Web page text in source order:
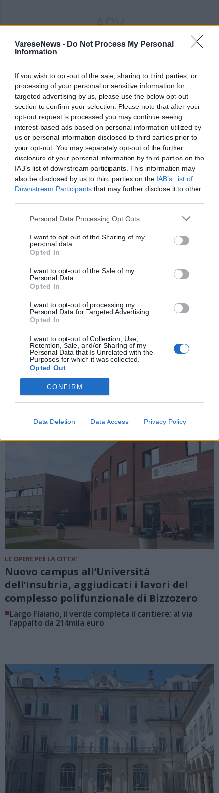
VareseNews - Do Not Process My Personal
Information
If you wish to opt-out of the sale, sharing to third parties, or
processing of your personal or sensitive information for
targeted advertising by us, please use the below opt-out
section to confirm your selection. Please note that after your
opt-out request is processed you may continue seeing
interest-based ads based on personal information utilized by
us or personal information disclosed to third parties prior to
your opt-out. You may separately opt-out of the further
disclosure of your personal information by third parties on the
IAB’s list of downstream participants. This information may
also be disclosed by us to third parties on the IAB’s List of
Downstream Participants that may further disclose it to other
Personal Data Processing Opt Outs
I want to opt-out of the Sharing of my
personal data.
Opted In
I want to opt-out of the Sale of my
Personal Data.
Opted In
I want to opt-out of processing my
Personal Data for Targeted Advertising.
Opted In
I want to opt-out of Collection, Use,
Retention, Sale, and/or Sharing of my
Personal Data that Is Unrelated with the
Purposes for which it was collected.
Opted Out
CONFIRM
Data Deletion Data Access Privacy Policy
ADV
Commenti
Accedio registratiper commentare questo
articolo.
L'email è richiesta ma non verrà mostrata ai visitatori. Il contenuto di questo
commento esprime il pensiero dell'autore e non rappresenta la linea editoriale
di VareseNews.it, che rimane autonoma e indipendente. I messaggi inclusi nei
commenti non sono testi giornalistici, ma post inviati dai singoli lettori che
possono essere automaticamente pubblicati senza filtro preventivo. I commenti
che includano uno o più link a siti esterni verranno rimossi in automatico dal
sistema.
DALLA HOME
LE OPERE PER LA CITTA'
Nuovo campus all’Università
dell’Insubria, aggiudicati i lavori del
complesso polifunzionale di Bizzozero
■Largo Flaiano, il verde completa il cantiere: al via
l’appalto da 214mila euro